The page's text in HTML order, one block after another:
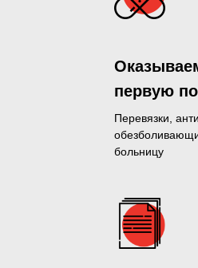
Перевязки,
больницу
первую